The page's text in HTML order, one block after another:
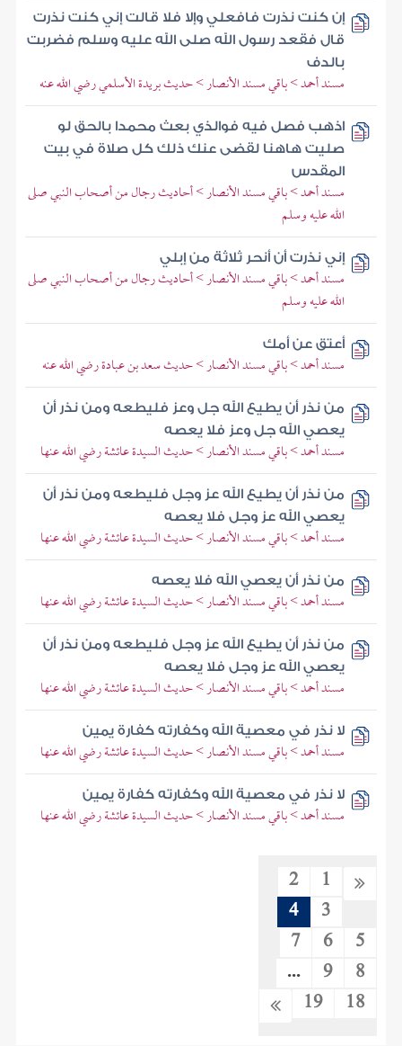
إن كنت نذرت فافعلي وإلا فلا قالت إني كنت نذرت
قال فقعد رسول الله صلى الله عليه وسلم فضربت
بالدف
مسند أحمد > باقي مسند الأنصار > حديث بريدة الأسلمي رضي الله عنه
اذهب فصل فيه فوالذي بعث محمدا بالحق لو
صليت هاهنا لقضى عنك ذلك كل صلاة في بيت
المقدس
مسند أحمد > باقي مسند الأنصار > أحاديث رجال من أصحاب النبي صلى
الله عليه وسلم
إني نذرت أن أنحر ثلاثة من إبلي
مسند أحمد > باقي مسند الأنصار > أحاديث رجال من أصحاب النبي صلى
الله عليه وسلم
أعتق عن أمك
مسند أحمد > باقي مسند الأنصار > حديث سعد بن عبادة رضي الله عنه
من نذر أن يطيع الله جل وعز فليطعه ومن نذر أن
يعصي الله جل وعز فلا يعصه
مسند أحمد > باقي مسند الأنصار > حديث السيدة عائشة رضي الله عنها
من نذر أن يطيع الله عز وجل فليطعه ومن نذر أن
يعصي الله عز وجل فلا يعصه
مسند أحمد > باقي مسند الأنصار > حديث السيدة عائشة رضي الله عنها
من نذر أن يعصي الله فلا يعصه
مسند أحمد > باقي مسند الأنصار > حديث السيدة عائشة رضي الله عنها
من نذر أن يطيع الله عز وجل فليطعه ومن نذر أن
يعصي الله عز وجل فلا يعصه
مسند أحمد > باقي مسند الأنصار > حديث السيدة عائشة رضي الله عنها
لا نذر في معصية الله وكفارته كفارة يمين
مسند أحمد > باقي مسند الأنصار > حديث السيدة عائشة رضي الله عنها
لا نذر في معصية الله وكفارته كفارة يمين
مسند أحمد > باقي مسند الأنصار > حديث السيدة عائشة رضي الله عنها
1
2
3
4
5
6
7
8
9
...
18
19